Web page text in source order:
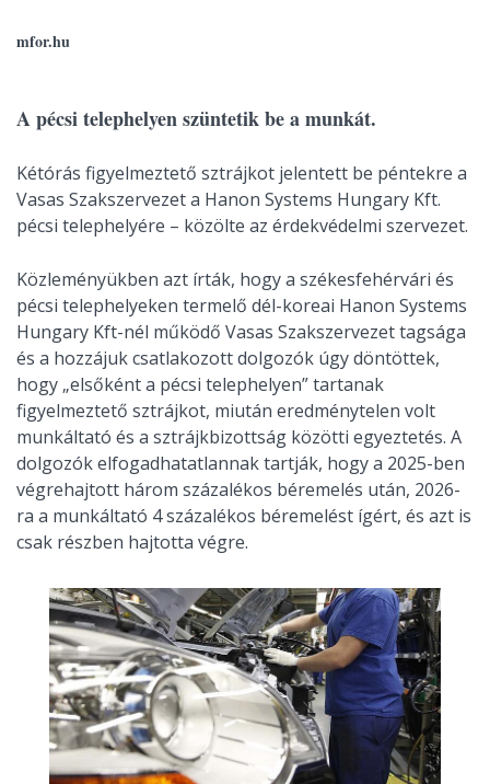
mfor.hu
A pécsi telephelyen szüntetik be a munkát.
Kétórás figyelmeztető sztrájkot jelentett be péntekre a
Vasas Szakszervezet a Hanon Systems Hungary Kft.
pécsi telephelyére – közölte az érdekvédelmi szervezet.
Közleményükben azt írták, hogy a székesfehérvári és
pécsi telephelyeken termelő dél-koreai Hanon Systems
Hungary Kft-nél működő Vasas Szakszervezet tagsága
és a hozzájuk csatlakozott dolgozók úgy döntöttek,
hogy „elsőként a pécsi telephelyen” tartanak
figyelmeztető sztrájkot, miután eredménytelen volt
munkáltató és a sztrájkbizottság közötti egyeztetés. A
dolgozók elfogadhatatlannak tartják, hogy a 2025-ben
végrehajtott három százalékos béremelés után, 2026-
ra a munkáltató 4 százalékos béremelést ígért, és azt is
csak részben hajtotta végre.